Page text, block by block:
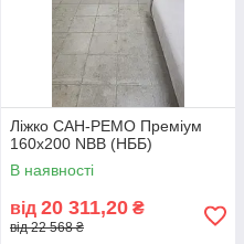
Ліжко САН-РЕМО Преміум
160х200 NBB (НББ)
В наявності
від 20 311,20 ₴
від 22 568 ₴